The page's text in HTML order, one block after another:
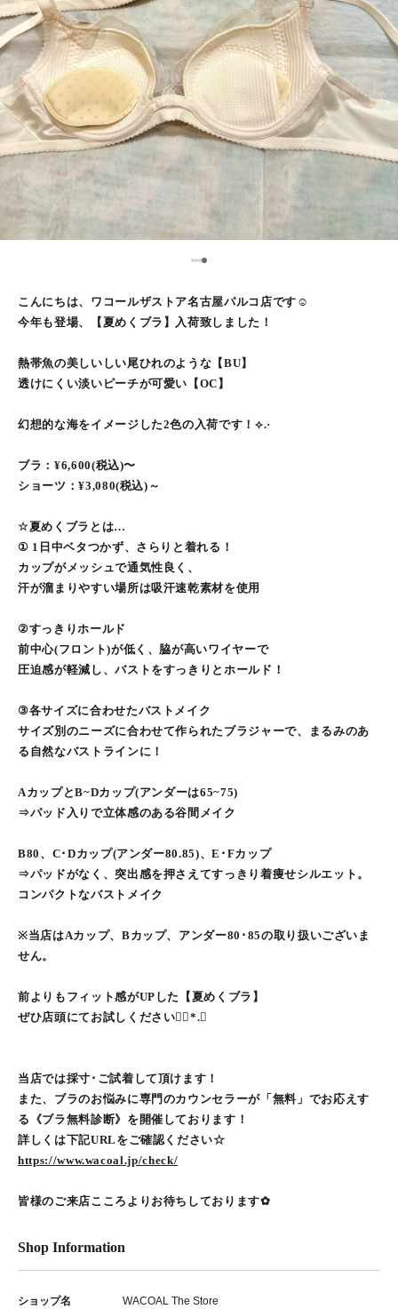
123
こんにちは、ワコールザストア名古屋パルコ店です☺︎
今年も登場、【夏めくブラ】入荷致しました！
熱帯魚の美しいしい尾ひれのような【BU】
透けにくい淡いピーチが可愛い【OC】
幻想的な海をイメージした2色の入荷です！⟡.·
ブラ：¥6,600(税込)〜
ショーツ：¥3,080(税込)～
☆夏めくブラとは…
① 1日中ベタつかず、さらりと着れる！
カップがメッシュで通気性良く、
汗が溜まりやすい場所は吸汗速乾素材を使用
②すっきりホールド
前中心(フロント)が低く、脇が高いワイヤーで
圧迫感が軽減し、バストをすっきりとホールド！
③各サイズに合わせたバストメイク
サイズ別のニーズに合わせて作られたブラジャーで、まるみのあ
る自然なバストラインに！
AカップとB~Dカップ(アンダーは65~75)
⇒パッド入りで立体感のある谷間メイク
B80、C･Dカップ(アンダー80.85)、E･Fカップ
⇒パッドがなく、突出感を押さえてすっきり着痩せシルエット。
コンパクトなバストメイク
※当店はAカップ、Bカップ、アンダー80･85の取り扱いございま
せん。
前よりもフィット感がUPした【夏めくブラ】
ぜひ店頭にてお試しください❁⃘*.ﾟ
当店では採寸･ご試着して頂けます！
また、ブラのお悩みに専門のカウンセラーが「無料」でお応えす
る《ブラ無料診断》を開催しております！
詳しくは下記URLをご確認ください☆
https://www.wacoal.jp/check/
皆様のご来店こころよりお待ちしております︎✿
Shop Information
ショップ名 WACOAL The Store